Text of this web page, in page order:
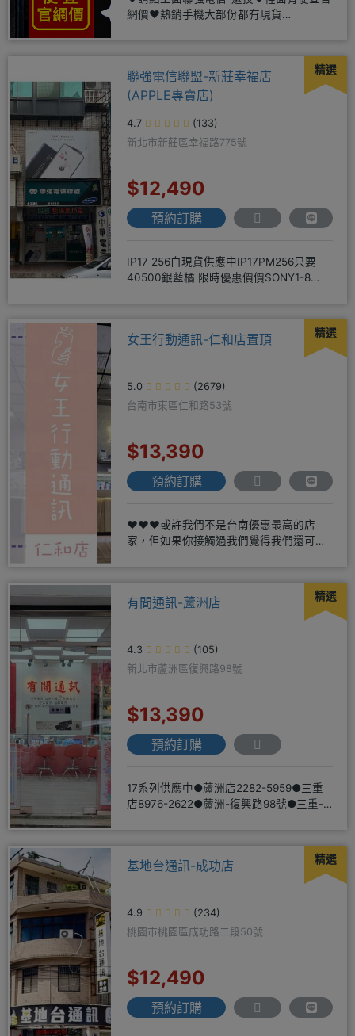
網價❤️熱銷手機大部份都有現貨
精選
聯強電信聯盟-新莊幸福店
(APPLE專賣店)
4.7
(133)
新北市新莊區幸福路775號
$12,490
預約訂購
IP17 256白現貨供應中IP17PM256只要
40500銀藍橘 限時優惠價價SONY1-8
精選
女王行動通訊-仁和店置頂
5.0
(2679)
台南市東區仁和路53號
$13,390
預約訂購
❤️❤️❤️或許我們不是台南優惠最高的店
家，但如果你接觸過我們覺得我們還可
精選
有間通訊-蘆洲店
4.3
(105)
新北市蘆洲區復興路98號
$13,390
預約訂購
17系列供應中●蘆洲店2282-5959●三重
店8976-2622●蘆洲-復興路98號●三重-
精選
基地台通訊-成功店
4.9
(234)
桃園市桃園區成功路二段50號
$12,490
預約訂購